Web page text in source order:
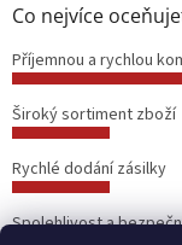
Co nejvíce
Příjemnou a rychlou
Široký sortiment zboží
Rychlé dodání zásilky
Spolehlivost a